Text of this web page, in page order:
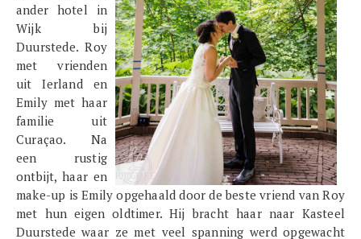
ander hotel in
Wijk bij
Duurstede. Roy
met vrienden
uit Ierland en
Emily met haar
familie uit
Curaçao. Na
een rustig
ontbijt, haar en
make-up is Emily opgehaald door de beste vriend van Roy
met hun eigen oldtimer. Hij bracht haar naar Kasteel
Duurstede waar ze met veel spanning werd opgewacht